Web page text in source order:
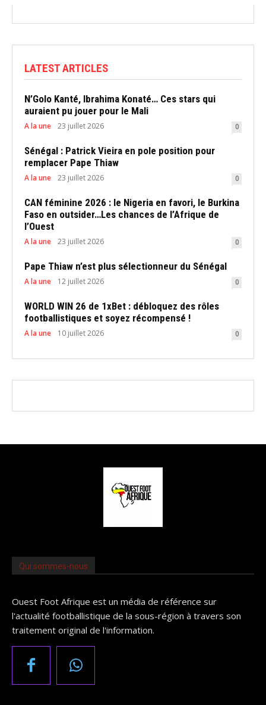
LATEST ARTICLES
N’Golo Kanté, Ibrahima Konaté… Ces stars qui
auraient pu jouer pour le Mali
A la une 23 juillet 2026 0
Sénégal : Patrick Vieira en pole position pour
remplacer Pape Thiaw
A la une 23 juillet 2026 0
CAN féminine 2026 : le Nigeria en favori, le Burkina
Faso en outsider…Les chances de l’Afrique de
l’Ouest
A la une 23 juillet 2026 0
Pape Thiaw n’est plus sélectionneur du Sénégal
A la une 12 juillet 2026 0
WORLD WIN 26 de 1xBet : débloquez des rôles
footballistiques et soyez récompensé !
A la une 10 juillet 2026 0
Qui sommes-nous
Ouest Foot Afrique est un média de référence sur
l'actualité footballistique de la sous-région à travers son
traitement original de l'information.